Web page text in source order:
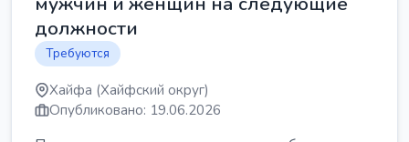
должности
Требуются
Хайфа (Хайфский округ)
Опубликовано: 19.06.2026